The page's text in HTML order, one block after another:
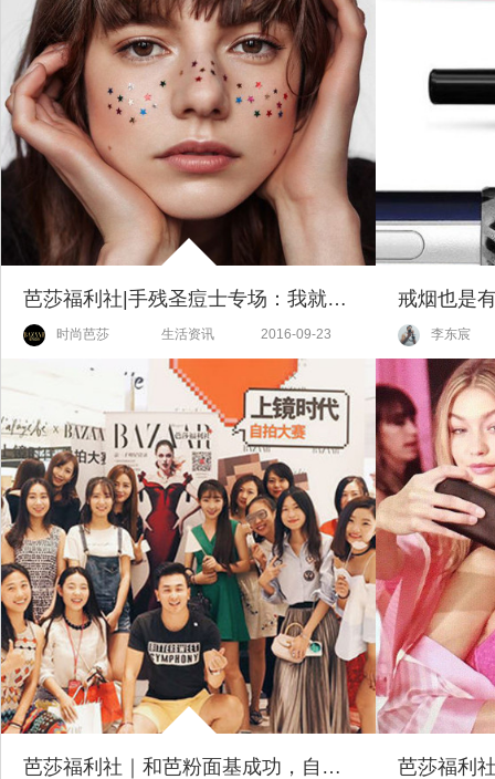
芭莎福利社|手残圣痘士专场：我就是那个爱挤痘痘的girl/boy
时尚芭莎 生活资讯 2016-09-23 李东宸
芭莎福利社｜和芭粉面基成功，自拍大赛百万时尚基金等你来拿！